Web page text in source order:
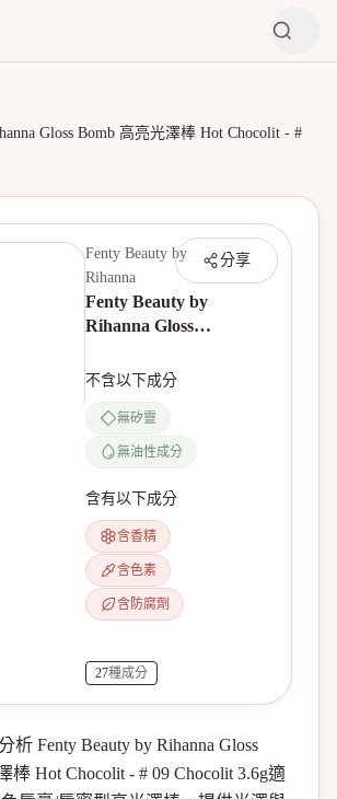
Gloss Bomb 高亮光澤棒 Hot Chocolit - #
分享
Fenty Beauty by
Rihanna
Fenty Beauty by
Rihanna Gloss
Hot Chocolit - # 09
不含以下成分
無矽靈
無油性成分
含有以下成分
含香精
含色素
含防腐劑
27種成分
析 Fenty Beauty by Rihanna Gloss
棒 Hot Chocolit - # 09 Chocolit 3.6g適